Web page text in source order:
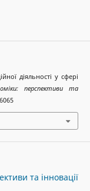
діяльності у сфері
перспективи та
та інновації